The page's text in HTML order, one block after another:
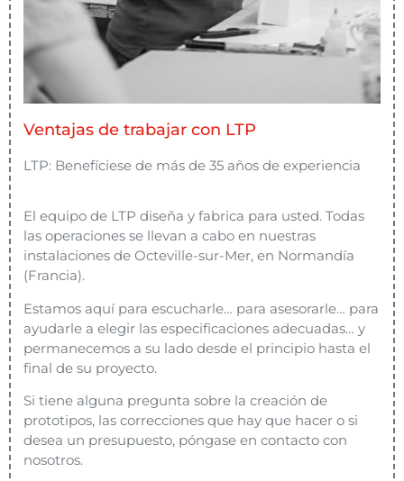
Ventajas de trabajar con LTP
LTP: Benefíciese de más de 35 años de experiencia
El equipo de LTP diseña y fabrica para usted. Todas
las operaciones se llevan a cabo en nuestras
instalaciones de Octeville-sur-Mer, en Normandía
(Francia).
Estamos aquí para escucharle… para asesorarle… para
ayudarle a elegir las especificaciones adecuadas… y
permanecemos a su lado desde el principio hasta el
final de su proyecto.
Si tiene alguna pregunta sobre la creación de
prototipos, las correcciones que hay que hacer o si
desea un presupuesto, póngase en contacto con
nosotros.